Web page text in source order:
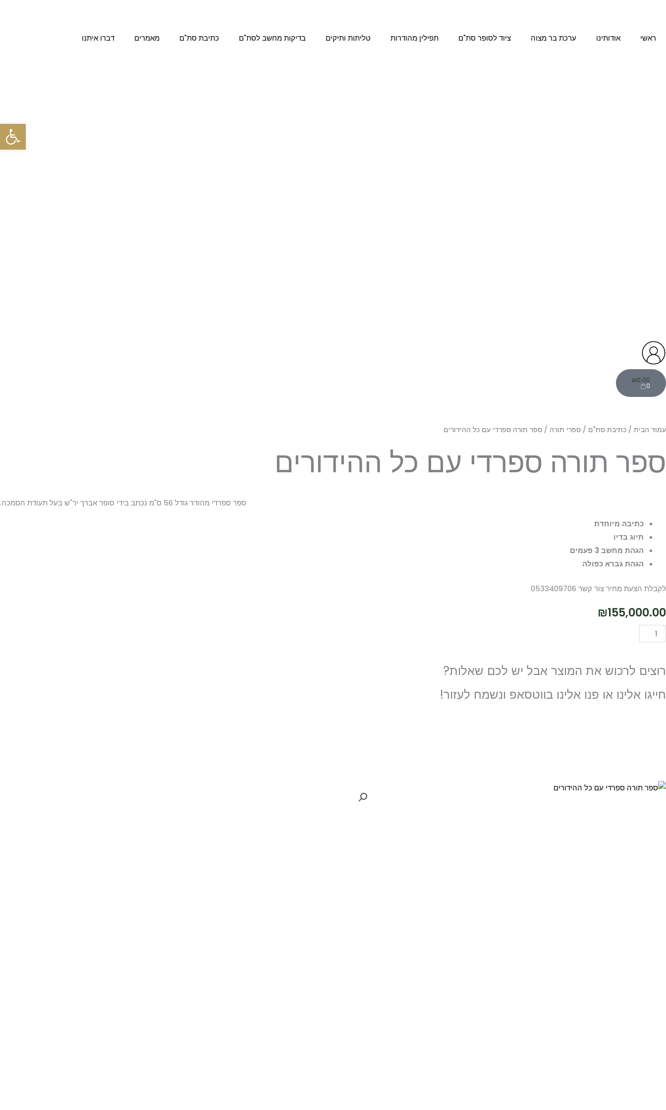
ראשי
אודותינו ערכת בר מצוה ציוד לסופר סת"ם תפילין מהודרות טליתות ותיקים בדיקות מחשב לסת"ם כתיבת סת"ם מאמרים דברו איתנו
₪0.00
0
עגלת
קניות
עמוד הבית / כתיבת סת"ם / ספרי תורה / ספר תורה ספרדי עם כל ההידורים
ספר תורה ספרדי עם כל ההידורים
ספר ספרדי מהודר גודל 56 ס"מ נכתב בידי סופר אברך יר"ש בעל תעודת הסמכה.
כתיבה מיוחדת
תיוג בדיו
הגהת מחשב 3 פעמים
הגהת גברא כפולה
לקבלת הצעת מחיר צור קשר 0533409706
₪155,000.00
כמות
של
תורה
עם
רוצים לרכוש את המוצר אבל יש לכם שאלות?
חייגו אלינו או פנו אלינו בווטסאפ ונשמח לעזור!
פתח